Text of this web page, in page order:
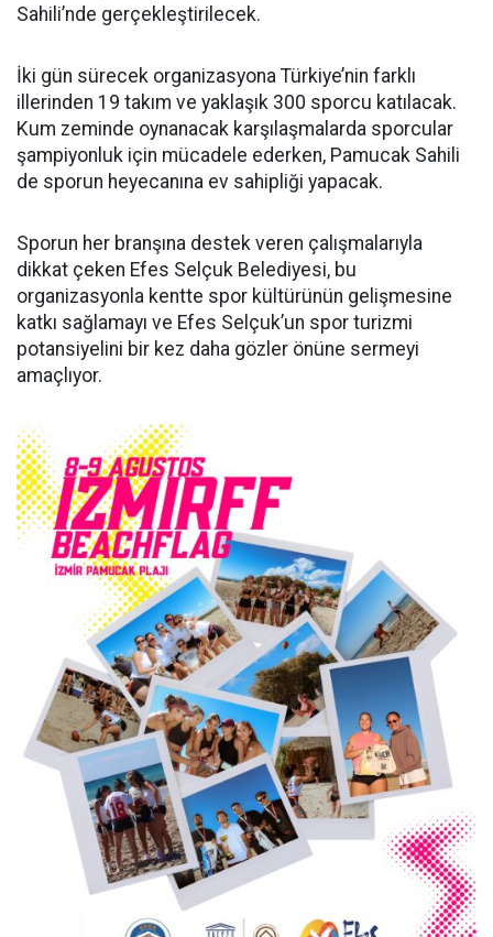
Sahili’nde gerçekleştirilecek.
İki gün sürecek organizasyona Türkiye’nin farklı
illerinden 19 takım ve yaklaşık 300 sporcu katılacak.
Kum zeminde oynanacak karşılaşmalarda sporcular
şampiyonluk için mücadele ederken, Pamucak Sahili
de sporun heyecanına ev sahipliği yapacak.
Sporun her branşına destek veren çalışmalarıyla
dikkat çeken Efes Selçuk Belediyesi, bu
organizasyonla kentte spor kültürünün gelişmesine
katkı sağlamayı ve Efes Selçuk’un spor turizmi
potansiyelini bir kez daha gözler önüne sermeyi
amaçlıyor.